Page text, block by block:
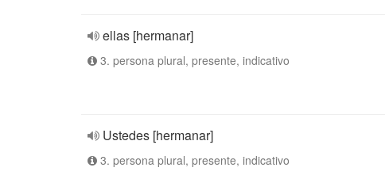
ellas [hermanar]
3. persona plural, presente, indicativo
Ustedes [hermanar]
3. persona plural, presente, indicativo